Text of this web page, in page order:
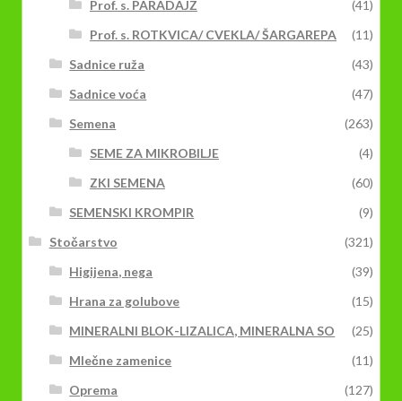
Prof. s. PARADAJZ
(41)
Prof. s. ROTKVICA/ CVEKLA/ ŠARGAREPA
(11)
Sadnice ruža
(43)
Sadnice voća
(47)
Semena
(263)
SEME ZA MIKROBILJE
(4)
ZKI SEMENA
(60)
SEMENSKI KROMPIR
(9)
Stočarstvo
(321)
Higijena, nega
(39)
Hrana za golubove
(15)
MINERALNI BLOK-LIZALICA, MINERALNA SO
(25)
Mlečne zamenice
(11)
Oprema
(127)